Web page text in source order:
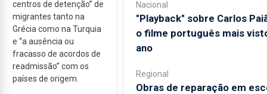
centros de detenção” de
migrantes tanto na
Grécia como na Turquia
e “a ausência ou
fracasso de acordos de
readmissão” com os
países de origem.
Nacional
"Playback" sobre Carlos
o filme português mais
ano
Regional
Obras de reparação em